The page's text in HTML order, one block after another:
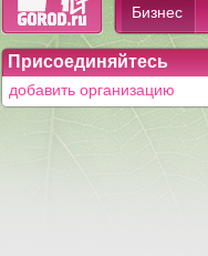
Бизнес
Присоединяйтесь
добавить организацию